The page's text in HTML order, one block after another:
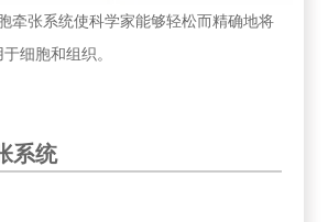
牵张系统使科学家能够轻松而精确地将
细胞和组织。
系统